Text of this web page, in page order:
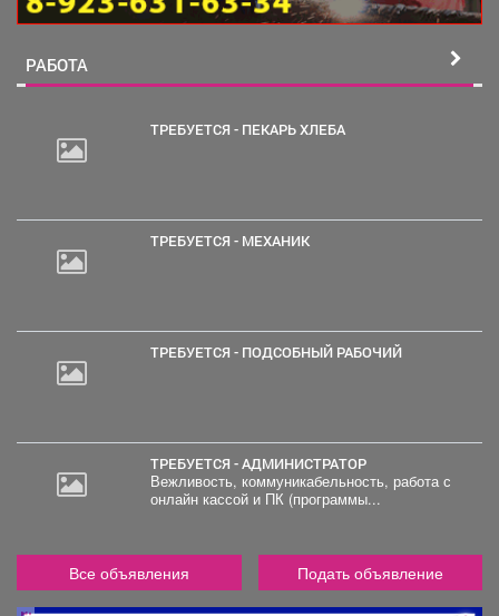
РАБОТА
ТРЕБУЕТСЯ - ПЕКАРЬ ХЛЕБА
ТРЕБУЕТСЯ - МЕХАНИК
ТРЕБУЕТСЯ - ПОДСОБНЫЙ РАБОЧИЙ
ТРЕБУЕТСЯ - АДМИНИСТРАТОР
Вежливость, коммуникабельность, работа с
онлайн кассой и ПК (программы...
Все объявления Подать объявление